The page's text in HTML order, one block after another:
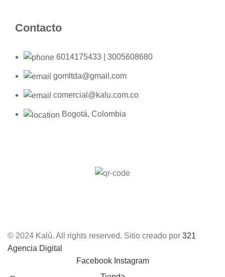
Contacto
6014175433 | 3005608680
gomltda@gmail.com
comercial@kalu.com.co
Bogotá, Colombia
© 2024 Kalú. All rights reserved. Sitio creado por 321
Agencia Digital
Facebook Instagram